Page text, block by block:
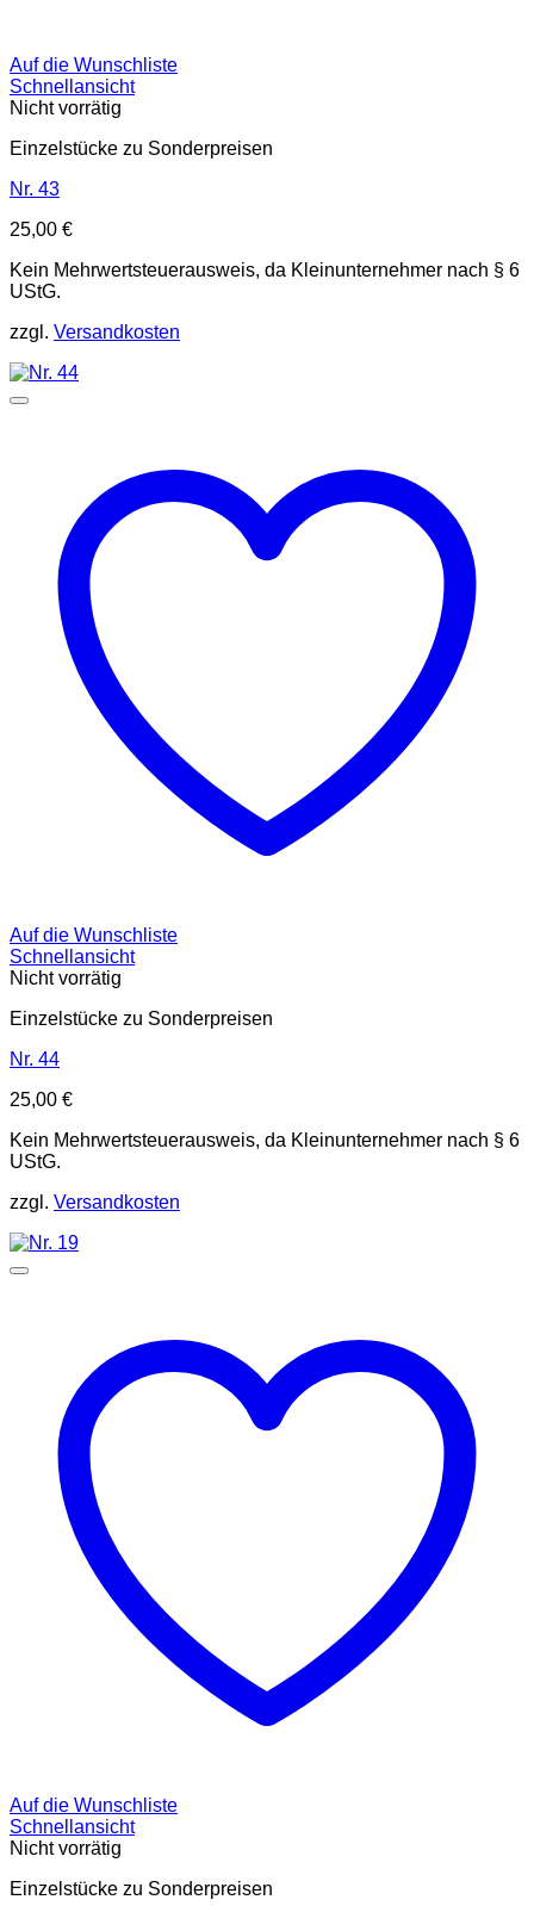
Auf die Wunschliste
Schnellansicht
Nicht vorrätig
Einzelstücke zu Sonderpreisen
Nr. 43
25,00 €
Kein Mehrwertsteuerausweis, da Kleinunternehmer nach § 6
UStG.
zzgl. Versandkosten
Auf die Wunschliste
Schnellansicht
Nicht vorrätig
Einzelstücke zu Sonderpreisen
Nr. 44
25,00 €
Kein Mehrwertsteuerausweis, da Kleinunternehmer nach § 6
UStG.
zzgl. Versandkosten
Auf die Wunschliste
Schnellansicht
Nicht vorrätig
Einzelstücke zu Sonderpreisen